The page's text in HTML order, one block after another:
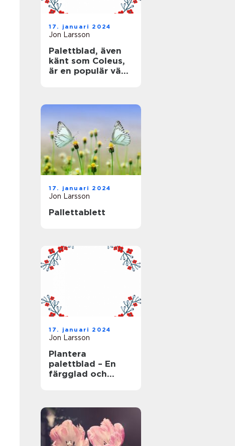
17. januari 2024
Jon Larsson
Palettblad, även
känt som Coleus,
är en populär växt
17. januari 2024
Jon Larsson
Pallettablett
17. januari 2024
Jon Larsson
Plantera
palettblad – En
färgglad och